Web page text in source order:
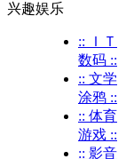
兴趣娱乐
:: ＩＴ
数码 ::
:: 文学
涂鸦 ::
:: 体育
游戏 ::
:: 影音